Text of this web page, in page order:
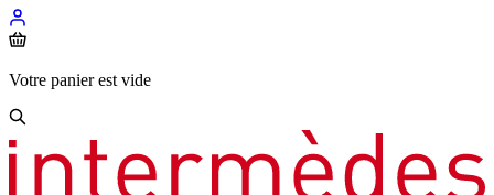
Votre panier est vide